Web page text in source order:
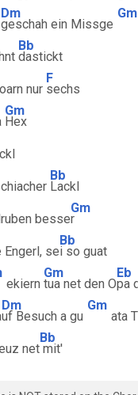
Dm
geschah ein Missge
Gm
Bb
dastickt
nur
F
sechs
Gm
Hex
Bb
Lackl
besse
Gm
r
Engerl, se
Bb
i so guat
ekiern
Gm
tua net den O
Eb
pa
Dm
uf Besuch a gu
Gm
ata
net
Bb
mit'